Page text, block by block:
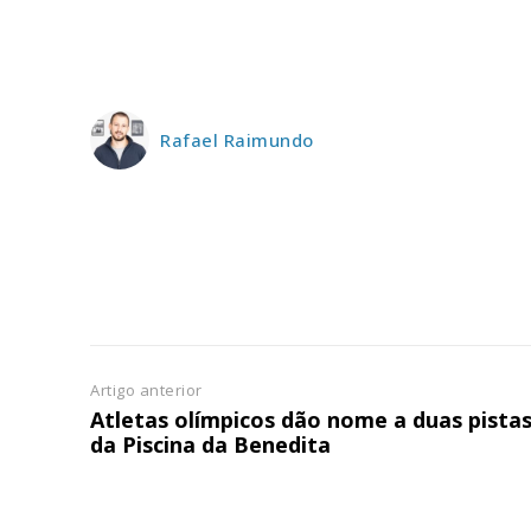
Edição em papel
Rafael Raimundo
Artigo anterior
Atletas olímpicos dão nome a duas pistas
da Piscina da Benedita